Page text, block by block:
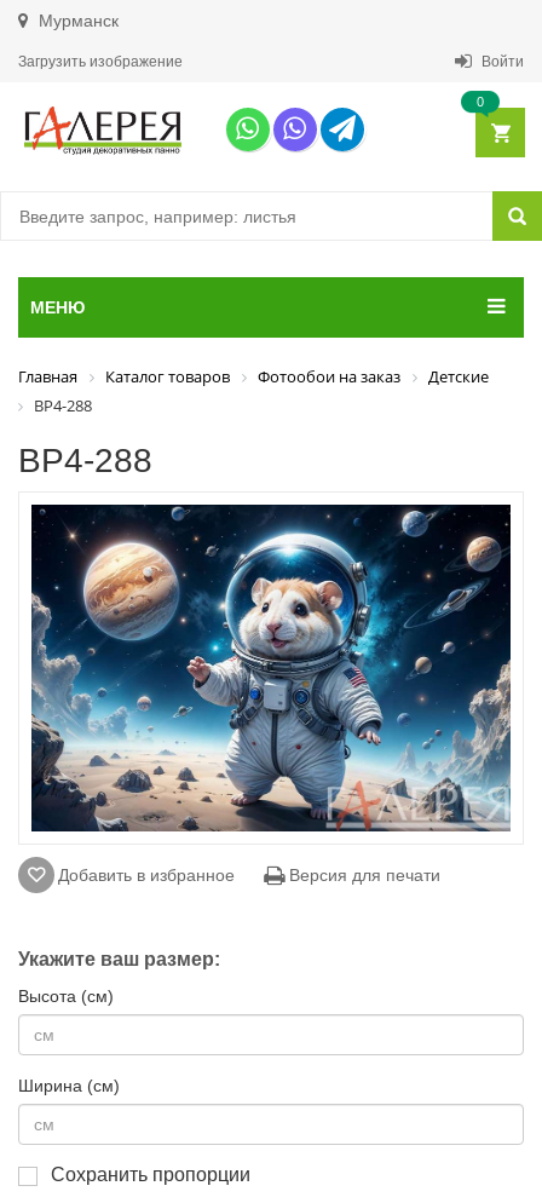
Мурманск
Загрузить изображение Войти
0
МЕНЮ
Главная Каталог товаров Фотообои на заказ
Детские
ВР4-288
ВР4-288
Добавить в избранное Версия для печати
Укажите ваш размер:
Высота (см)
Ширина (см)
Сохранить пропорции